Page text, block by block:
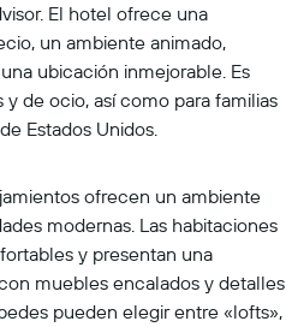
El hotel ofrece una
un ambiente animado,
ubicación inmejorable. Es
de ocio, así como para familias
Estados Unidos.
ofrecen un ambiente
modernas. Las habitaciones
y presentan una
muebles encalados y detalles
pueden elegir entre «lofts»,